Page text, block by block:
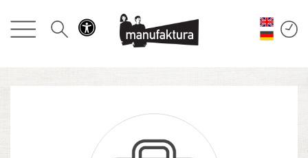
WYDARZENIA
ROZRYWKA